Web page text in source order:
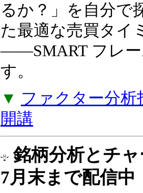
るか？」を自分で
た最適な売買タイ
――SMART フレー
す。
▼ ファクター分析
開講
銘柄分析とチ
7月末まで配信中